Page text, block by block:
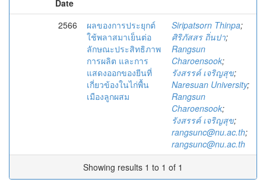
Date
2566
ผลของการประยุกต์
ใช้พลาสมาเย็นต่อ
ลักษณะประสิทธิภาพ
การผลิต และการ
แสดงออกของยีนที่
เกี่ยวข้องในไก่พื้น
เมืองลูกผสม
Siripatsorn Thinpa;
ศิริภัสสร ถิ่นปา;
Rangsun
Charoensook;
รังสรรค์ เจริญสุข;
Naresuan University;
Rangsun
Charoensook;
รังสรรค์ เจริญสุข;
rangsunc@nu.ac.th;
rangsunc@nu.ac.th
Showing results 1 to 1 of 1